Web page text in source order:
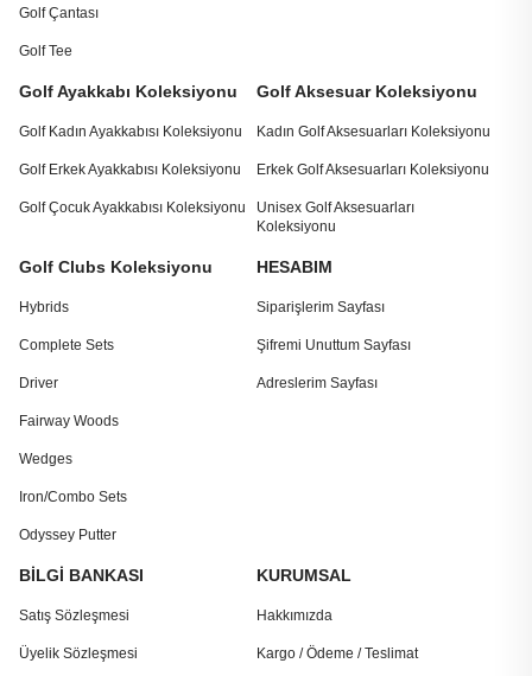
Golf Çantası
Golf Tee
Golf Ayakkabı Koleksiyonu
Golf Kadın Ayakkabısı Koleksiyonu
Golf Erkek Ayakkabısı Koleksiyonu
Golf Çocuk Ayakkabısı Koleksiyonu
Golf Aksesuar Koleksiyonu
Kadın Golf Aksesuarları Koleksiyonu
Erkek Golf Aksesuarları Koleksiyonu
Unisex Golf Aksesuarları
Koleksiyonu
Golf Clubs Koleksiyonu
Hybrids
Complete Sets
Driver
Fairway Woods
Wedges
Iron/Combo Sets
Odyssey Putter
HESABIM
Siparişlerim Sayfası
Şifremi Unuttum Sayfası
Adreslerim Sayfası
BİLGİ BANKASI
Satış Sözleşmesi
Üyelik Sözleşmesi
KURUMSAL
Hakkımızda
Kargo / Ödeme / Teslimat